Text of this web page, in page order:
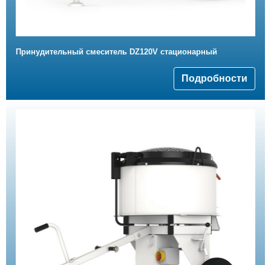
Принудительный смеситель DZ120V стационарный
Подробности